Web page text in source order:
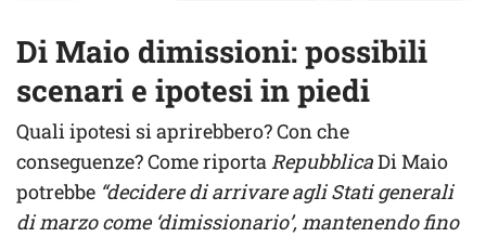
Di Maio dimissioni: possibili
scenari e ipotesi in piedi
Quali ipotesi si aprirebbero? Con che
conseguenze? Come riporta RepubblicaDi Maio
potrebbe “decidere di arrivare agli Stati generali
di marzo come ‘dimissionario’, mantenendo fino